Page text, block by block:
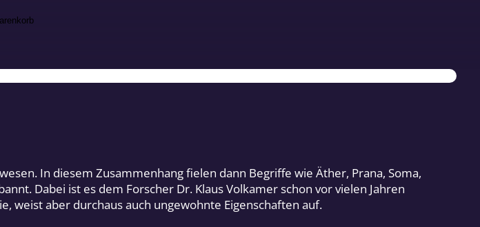
In diesem Zusammenhang fielen dann Begriffe wie Äther, Prana, Soma,
Dabei ist es dem Forscher Dr. Klaus Volkamer schon vor vielen Jahren
weist aber durchaus auch ungewohnte Eigenschaften auf.